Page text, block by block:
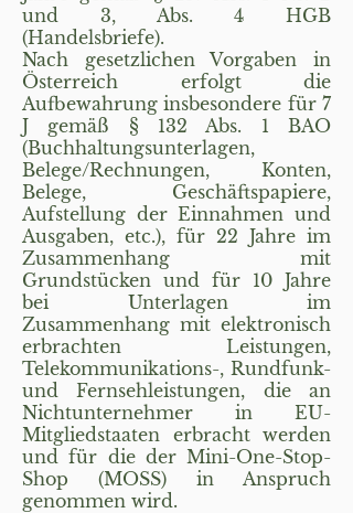
und 3, Abs. 4 HGB
(Handelsbriefe).
Nach gesetzlichen Vorgaben in
Österreich erfolgt die
Aufbewahrung insbesondere für 7
J gemäß § 132 Abs. 1 BAO
(Buchhaltungsunterlagen,
Belege/Rechnungen, Konten,
Belege, Geschäftspapiere,
Aufstellung der Einnahmen und
Ausgaben, etc.), für 22 Jahre im
Zusammenhang mit
Grundstücken und für 10 Jahre
bei Unterlagen im
Zusammenhang mit elektronisch
erbrachten Leistungen,
Telekommunikations-, Rundfunk-
und Fernsehleistungen, die an
Nichtunternehmer in EU-
Mitgliedstaaten erbracht werden
und für die der Mini-One-Stop-
Shop (MOSS) in Anspruch
genommen wird.